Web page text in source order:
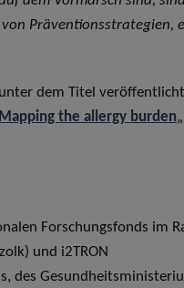
Präventionsstrategien,
dem Titel
the allergy burden
Forschungsfonds im
und i2TRON
des